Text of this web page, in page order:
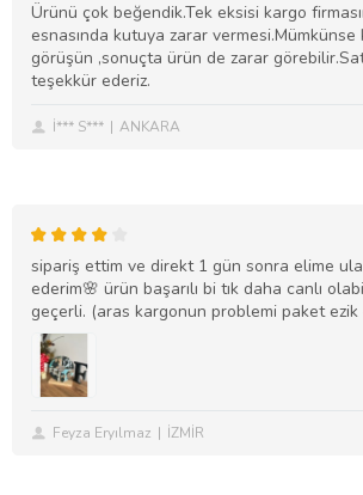
Ürünü çok beğendik.Tek eksisi kargo
esnasında kutuya zarar vermesi.Mümkünse
görüşün ,sonuçta ürün de zarar
teşekkür ederiz.
İ*** S*** ANKARA
sipariş ettim ve direkt 1 gün sonra elime
ederim🌸 ürün başarılı bi tık daha canlı
geçerli. (aras kargonun problemi paket ezik
Feyza Eryılmaz İZMİR